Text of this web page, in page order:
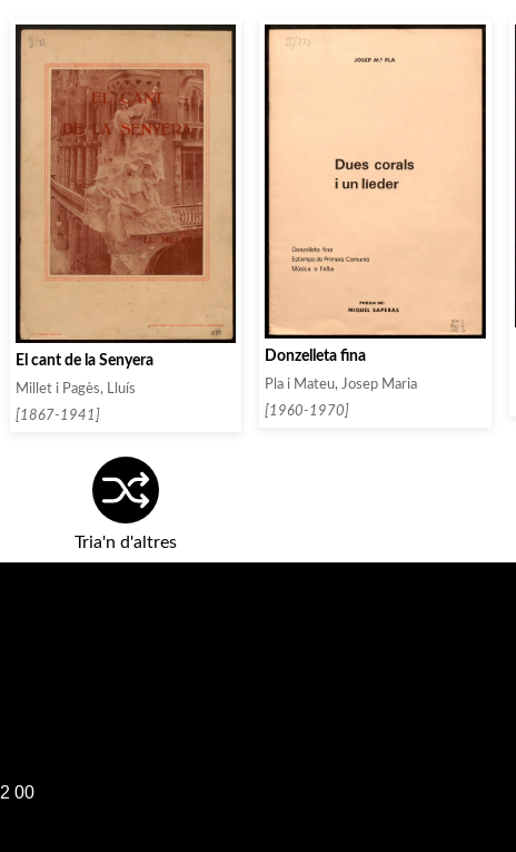
El cant de la Senyera
Millet i Pagès, Lluís
[1867-1941]
Donzelleta fina
Pla i Mateu, Josep Maria
[1960-1970]
Tria'n d'altres
00